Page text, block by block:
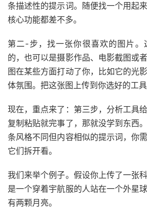
条描述性的提示词。随便找一个用起
核心功能都差不多。
第二-步，找一张你很喜欢的图片。
的，也可以是摄影作品、电影截图或
图在某些方面打动了你，比如它的光
体氛围。把这张图上传到你选好的工具
现在，重点来了：第三步，分析工具
复制粘贴就完事了，那就没学到东西
条风格不同但内容相似的提示词，你
它们拆开看。
我们来举个例子。假设你上传了一张
是一个穿着宇航服的人站在一个外星
有两颗月亮。